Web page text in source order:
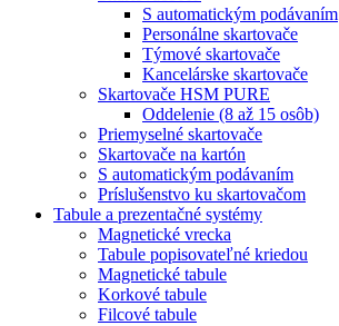
S automatickým podávaním
Personálne skartovače
Týmové skartovače
Kancelárske skartovače
Skartovače HSM PURE
Oddelenie (8 až 15 osôb)
Priemyselné skartovače
Skartovače na kartón
S automatickým podávaním
Príslušenstvo ku skartovačom
Tabule a prezentačné systémy
Magnetické vrecka
Tabule popisovateľné kriedou
Magnetické tabule
Korkové tabule
Filcové tabule